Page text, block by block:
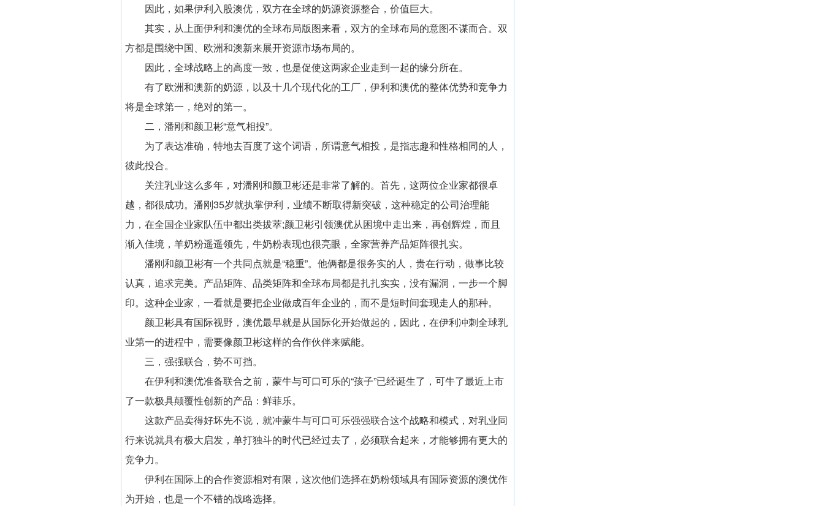
因此，如果伊利入股澳优，双方在全球的奶源资源整合，价值巨大。
其实，从上面伊利和澳优的全球布局版图来看，双方的全球布局的意图不谋而合。双
方都是围绕中国、欧洲和澳新来展开资源市场布局的。
因此，全球战略上的高度一致，也是促使这两家企业走到一起的缘分所在。
有了欧洲和澳新的奶源，以及十几个现代化的工厂，伊利和澳优的整体优势和竞争力
将是全球第一，绝对的第一。
二，潘刚和颜卫彬“意气相投”。
为了表达准确，特地去百度了这个词语，所谓意气相投，是指志趣和性格相同的人，
彼此投合。
关注乳业这么多年，对潘刚和颜卫彬还是非常了解的。首先，这两位企业家都很卓
越，都很成功。潘刚35岁就执掌伊利，业绩不断取得新突破，这种稳定的公司治理能
力，在全国企业家队伍中都出类拔萃;颜卫彬引领澳优从困境中走出来，再创辉煌，而且
渐入佳境，羊奶粉遥遥领先，牛奶粉表现也很亮眼，全家营养产品矩阵很扎实。
潘刚和颜卫彬有一个共同点就是“稳重”。他俩都是很务实的人，贵在行动，做事比较
认真，追求完美。产品矩阵、品类矩阵和全球布局都是扎扎实实，没有漏洞，一步一个脚
印。这种企业家，一看就是要把企业做成百年企业的，而不是短时间套现走人的那种。
颜卫彬具有国际视野，澳优最早就是从国际化开始做起的，因此，在伊利冲刺全球乳
业第一的进程中，需要像颜卫彬这样的合作伙伴来赋能。
三，强强联合，势不可挡。
在伊利和澳优准备联合之前，蒙牛与可口可乐的“孩子”已经诞生了，可牛了最近上市
了一款极具颠覆性创新的产品：鲜菲乐。
这款产品卖得好坏先不说，就冲蒙牛与可口可乐强强联合这个战略和模式，对乳业同
行来说就具有极大启发，单打独斗的时代已经过去了，必须联合起来，才能够拥有更大的
竞争力。
伊利在国际上的合作资源相对有限，这次他们选择在奶粉领域具有国际资源的澳优作
为开始，也是一个不错的战略选择。